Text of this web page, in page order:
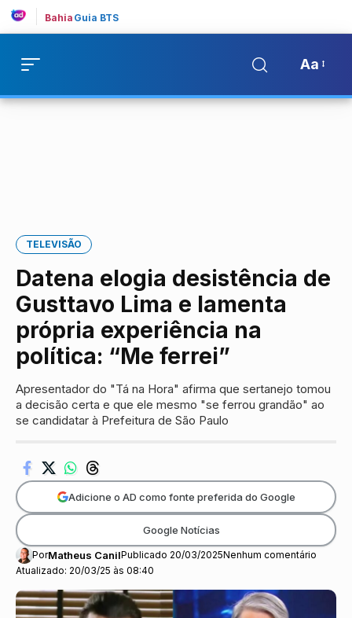
Bahia Guia BTS
Aa
TELEVISÃO
Datena elogia desistência de
Gusttavo Lima e lamenta
própria experiência na
política: “Me ferrei”
Apresentador do "Tá na Hora" afirma que sertanejo tomou
a decisão certa e que ele mesmo "se ferrou grandão" ao
se candidatar à Prefeitura de São Paulo
Atualizado: 20/03/25 às 08:40
PorMatheus CanilPublicado 20/03/2025Nenhum comentário
Adicione o AD como fonte preferida do Google
Google Notícias